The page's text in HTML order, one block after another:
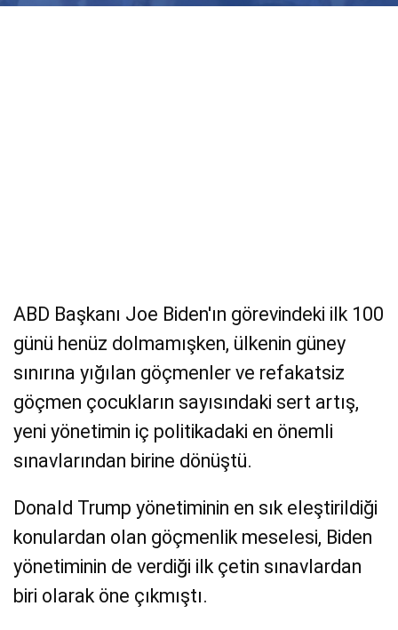
ABD Başkanı Joe Biden'ın görevindeki ilk 100
günü henüz dolmamışken, ülkenin güney
sınırına yığılan göçmenler ve refakatsiz
göçmen çocukların sayısındaki sert artış,
yeni yönetimin iç politikadaki en önemli
sınavlarından birine dönüştü.
Donald Trump yönetiminin en sık eleştirildiği
konulardan olan göçmenlik meselesi, Biden
yönetiminin de verdiği ilk çetin sınavlardan
biri olarak öne çıkmıştı.